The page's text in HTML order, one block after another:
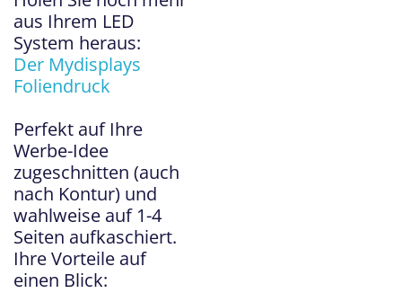
aus Ihrem LED
System heraus:
Der Mydisplays
Foliendruck
Perfekt auf Ihre
Werbe-Idee
zugeschnitten (auch
nach Kontur) und
wahlweise auf 1-4
Seiten aufkaschiert.
Ihre Vorteile auf
einen Blick: